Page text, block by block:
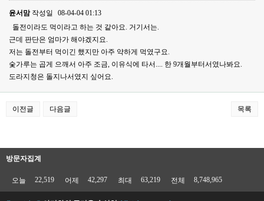
윤서맘 작성일
08-04-04 01:13
돌전이라도 먹이라고 하는 것 같아요. 거기서는.
근데 판단은 엄마가 해야겠지요.
저는 돌전부터 먹이긴 했지만 아주 약하게 먹였구요.
숯가루는 곱게 으깨서 아주 조금, 이유식에 타서.... 한 9개월부터서였나봐요.
도라지청은 돌지나서였지 싶어요.
이전글 다음글 목록
방문자집계
오늘 22,519 어제 42,297 최대 63,219 전체 8,748,965